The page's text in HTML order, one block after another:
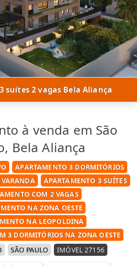
suítes 2 vagas Bela Aliança
à venda em São
Bela Aliança
APARTAMENTO 3 DORMITÓRIOS
APARTAMENTO 3 SUÍTES
COM 2 VAGAS
NA ZONA OESTE
NA LEOPOLDINA
3 DORMITÓRIOS NA ZONA OESTE
SÃO PAULO IMÓVEL 27156